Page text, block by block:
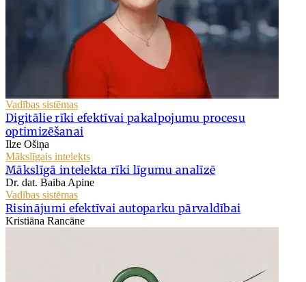
Vadības sistēmas
Digitālie rīki efektīvai pakalpojumu procesu
optimizēšanai
Ilze Ošiņa
Mākslīgais intelekts
Mākslīgā intelekta rīki līgumu analīzē
Dr. dat. Baiba Apine
Vadības sistēmas
Risinājumi efektīvai autoparku pārvaldībai
Kristiāna Rancāne